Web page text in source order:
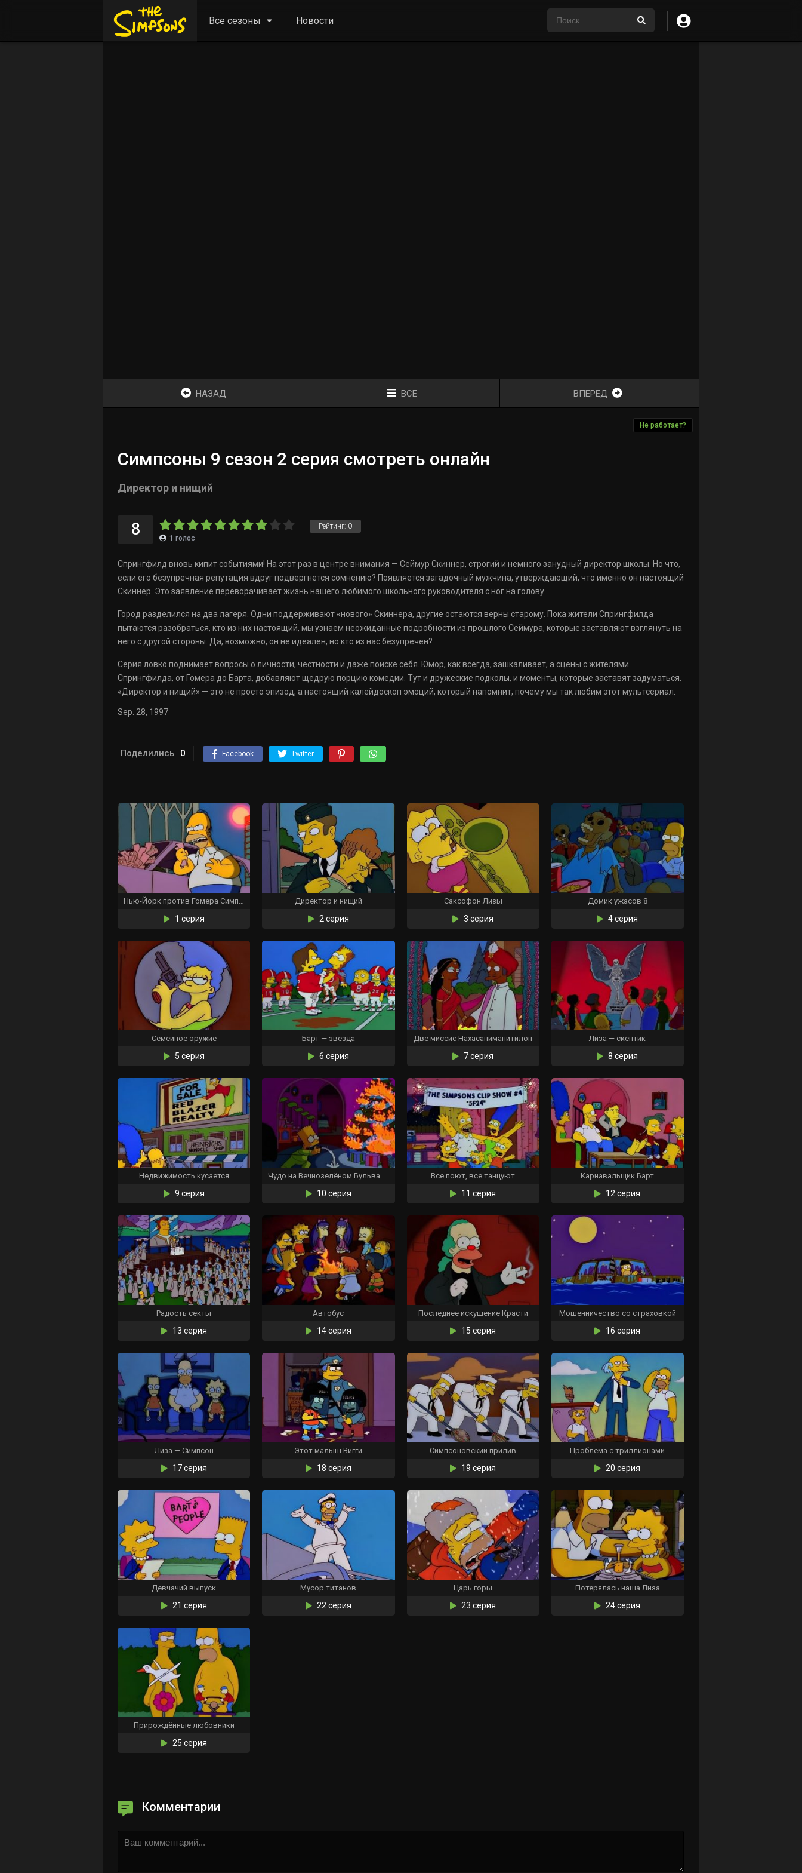
Все сезоны Новости
НАЗАД ВСЕ ВПЕРЕД
Не работает?
Симпсоны 9 сезон 2 серия смотреть онлайн
Директор и нищий
Рейтинг: 0
8 1 голос
Спрингфилд вновь кипит событиями! На этот раз в центре внимания — Сеймур Скиннер, строгий и немного занудный директор школы. Но что,
если его безупречная репутация вдруг подвергнется сомнению? Появляется загадочный мужчина, утверждающий, что именно он настоящий
Скиннер. Это заявление переворачивает жизнь нашего любимого школьного руководителя с ног на голову.
Город разделился на два лагеря. Одни поддерживают «нового» Скиннера, другие остаются верны старому. Пока жители Спрингфилда
пытаются разобраться, кто из них настоящий, мы узнаем неожиданные подробности из прошлого Сеймура, которые заставляют взглянуть на
него с другой стороны. Да, возможно, он не идеален, но кто из нас безупречен?
Серия ловко поднимает вопросы о личности, честности и даже поиске себя. Юмор, как всегда, зашкаливает, а сцены с жителями
Спрингфилда, от Гомера до Барта, добавляют щедрую порцию комедии. Тут и дружеские подколы, и моменты, которые заставят задуматься.
«Директор и нищий» — это не просто эпизод, а настоящий калейдоскоп эмоций, который напомнит, почему мы так любим этот мультсериал.
Sep. 28, 1997
Поделились 0 Facebook Twitter
1 серия
Директор и нищий
2 серия
Саксофон Лизы
3 серия
Домик ужасов 8
4 серия
Семейное оружие
5 серия
Барт — звезда
6 серия
Две миссис Нахасапимапитилон
7 серия
Лиза — скептик
8 серия
Недвижимость кусается
9 серия 10 серия
Все поют, все танцуют
11 серия
Карнавальщик Барт
12 серия
Радость секты
13 серия
Автобус
14 серия
Последнее искушение Красти
15 серия
Мошенничество со страховкой
16 серия
Лиза — Симпсон
17 серия
Этот малыш Вигги
18 серия
Симпсоновский прилив
19 серия
Проблема с триллионами
20 серия
Девчачий выпуск
21 серия
Мусор титанов
22 серия
Царь горы
23 серия
Потерялась наша Лиза
24 серия
Прирождённые любовники
25 серия
Комментарии